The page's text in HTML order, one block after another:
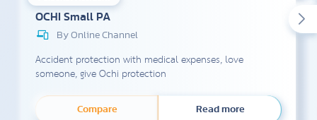
OCHI Small PA
By Online Channel
Accident protection with medical expenses, love
someone, give Ochi protection
Compare Read more